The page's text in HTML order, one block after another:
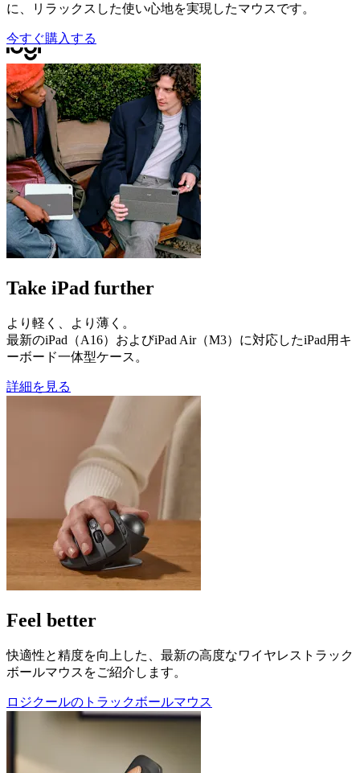
に、リラックスした使い心地を実現したマウスです。
今すぐ購入する
Take iPad further
より軽く、より薄く。
最新のiPad（A16）およびiPad Air（M3）に対応したiPad用キ
ーボード一体型ケース。
詳細を見る
Feel better
快適性と精度を向上した、最新の高度なワイヤレストラック
ボールマウスをご紹介します。
ロジクールのトラックボールマウス